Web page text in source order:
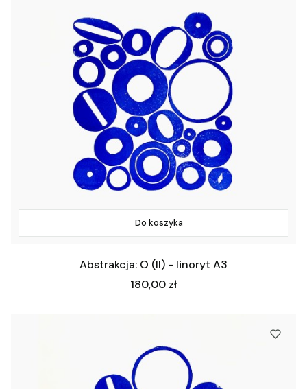
Do koszyka
Abstrakcja: O (II) - linoryt A3
Cena
180,00 zł